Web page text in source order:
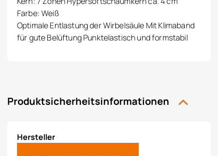
Farbe: Weiß
Optimale Entlastung der Wirbelsäule Mit Klimaband
für gute Belüftung Punktelastisch und formstabil
Produktsicherheitsinformationen
Hersteller